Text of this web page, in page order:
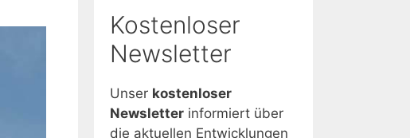
Kostenloser
Newsletter
Unser kostenloser
Newsletter informiert über
die aktuellen Entwicklungen